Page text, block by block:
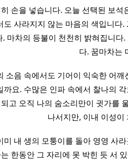
손을 넣습니다. 오늘 선택된 보
도 사라지지 않는 마음의 색입니다.
. 마차의 등불이 천천히 밝혀집니
다. 꿈마차는
소음 속에서도 기어이 익숙한 어
까요. 수많은 인파 속에서 찰나의
고 오직 나의 숨소리만이 귓가를
나서지만, 이내 이성
미 내 생의 모퉁이를 돌아 영영 사
한동안 그 자리에 못 박힌 듯 서